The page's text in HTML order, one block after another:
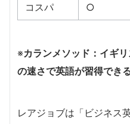
コスパ ○
※カランメソッド：イギ
の速さで英語が習得でき
レアジョブは「ビジネス